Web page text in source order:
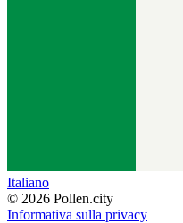
Italiano
© 2026 Pollen.city
Informativa sulla privacy